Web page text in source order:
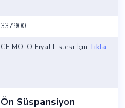
337900TL
CF MOTO Fiyat Listesi İçin Tıkla
Ön Süspansiyon